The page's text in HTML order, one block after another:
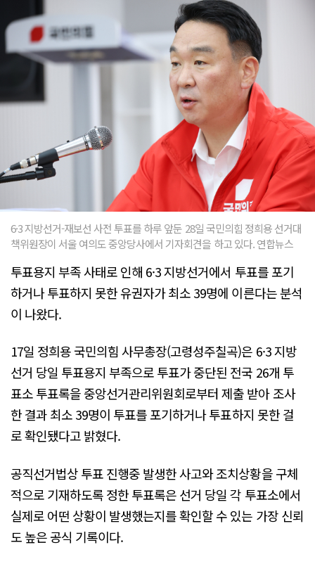
6·3 지방선거-재보선 사전 투표를 하루 앞둔 28일 국민의힘 정희용 선거대
책위원장이 서울 여의도 중앙당사에서 기자회견을 하고 있다. 연합뉴스
투표용지 부족 사태로 인해 6·3 지방선거에서 투표를 포기
하거나 투표하지 못한 유권자가 최소 39명에 이른다는 분석
이 나왔다.
17일 정희용 국민의힘 사무총장(고령성주칠곡)은 6·3 지방
선거 당일 투표용지 부족으로 투표가 중단된 전국 26개 투
표소 투표록을 중앙선거관리위원회로부터 제출 받아 조사
한 결과 최소 39명이 투표를 포기하거나 투표하지 못한 걸
로 확인됐다고 밝혔다.
공직선거법상 투표 진행중 발생한 사고와 조치상황을 구체
적으로 기재하도록 정한 투표록은 선거 당일 각 투표소에서
실제로 어떤 상황이 발생했는지를 확인할 수 있는 가장 신뢰
도 높은 공식 기록이다.